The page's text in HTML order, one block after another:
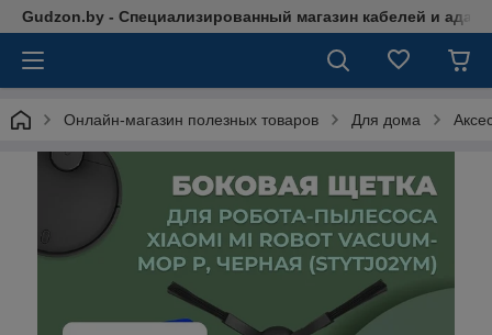
Gudzon.by - Специализированный магазин кабелей и
Онлайн-магазин полезных товаров Для дома